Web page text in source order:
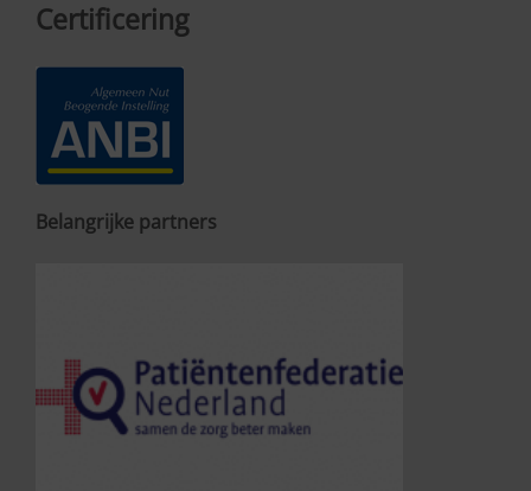
Certificering
Belangrijke partners